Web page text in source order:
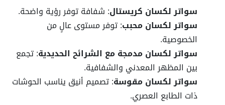
سواتر لكسان كريستال: شفافة توفر رؤية واضحة.
سواتر لكسان محبب: توفر مستوى عالٍ من
الخصوصية.
سواتر لكسان مدمجة مع الشرائح الحديدية: تجمع
بين المظهر المعدني والشفافية.
سواتر لكسان مقوسة: تصميم أنيق يناسب الحوشات
ذات الطابع العصري.